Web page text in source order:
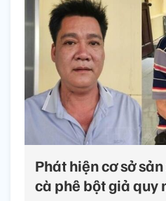
Phát hiện cơ sở
cà phê bột giả quy